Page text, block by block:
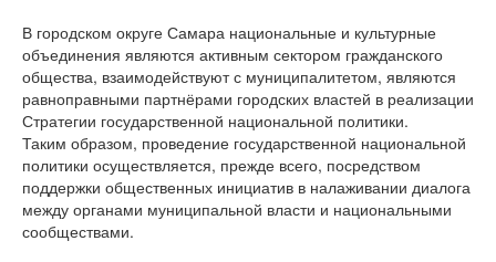
В городском округе Самара национальные и культурные
объединения являются активным сектором гражданского
общества, взаимодействуют с муниципалитетом, являются
равноправными партнёрами городских властей в реализации
Стратегии государственной национальной политики.
Таким образом, проведение государственной национальной
политики осуществляется, прежде всего, посредством
поддержки общественных инициатив в налаживании диалога
между органами муниципальной власти и национальными
сообществами.